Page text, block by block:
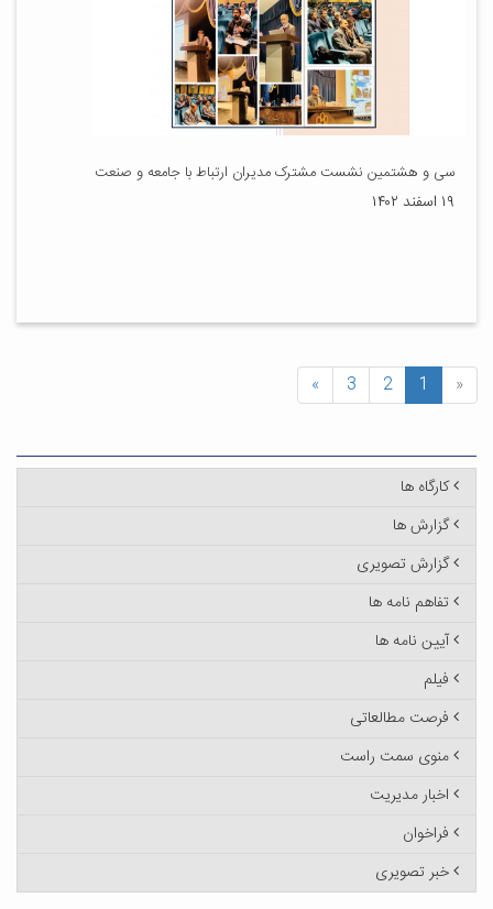
سی و هشتمین نشست مشترک مدیران ارتباط با جامعه و صنعت
۱۹ اسفند ۱۴۰۲
«
1
2
3
»
کارگاه ها
گزارش ها
گزارش تصویری
تفاهم نامه ها
آیین نامه ها
فیلم
فرصت مطالعاتی
منوی سمت راست
اخبار مدیریت
فراخوان
خبر تصویری